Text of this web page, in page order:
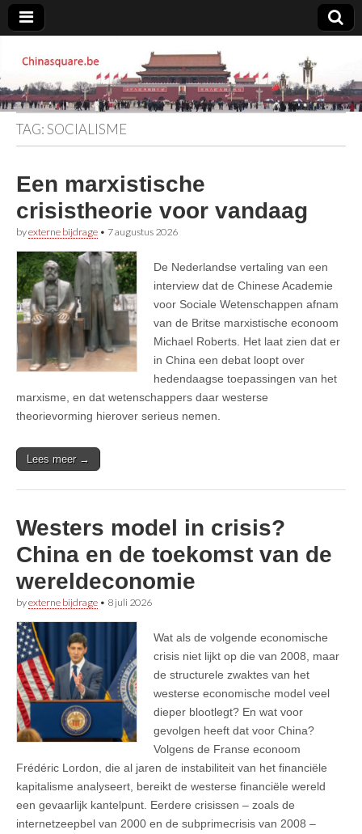
Chinasquare.be
TAG:SOCIALISME
Een marxistische
crisistheorie voor vandaag
byexterne bijdrage • 7 augustus 2026
De Nederlandse vertaling van een
interview dat de Chinese Academie
voor Sociale Wetenschappen afnam
van de Britse marxistische econoom
Michael Roberts. Het laat zien dat er
in China een debat loopt over
hedendaagse toepassingen van het
marxisme, en dat wetenschappers daar westerse
theorievorming hierover serieus nemen.
Lees meer →
Westers model in crisis?
China en de toekomst van de
wereldeconomie
byexterne bijdrage • 8 juli 2026
Wat als de volgende economische
crisis niet lijkt op die van 2008, maar
de structurele zwaktes van het
westerse economische model veel
dieper blootlegt? En wat voor
gevolgen heeft dat voor China?
Volgens de Franse econoom
Frédéric Lordon, die al jaren de instabiliteit van het financiële
kapitalisme analyseert, bereikt de westerse financiële wereld
een gevaarlijk kantelpunt. Eerdere crisissen – zoals de
internetzeepbel van 2000 en de subprimecrisis van 2008 –